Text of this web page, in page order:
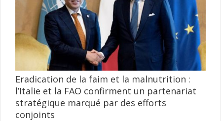
Eradication de la faim et la malnutrition :
l’Italie et la FAO confirment un partenariat
stratégique marqué par des efforts
conjoints